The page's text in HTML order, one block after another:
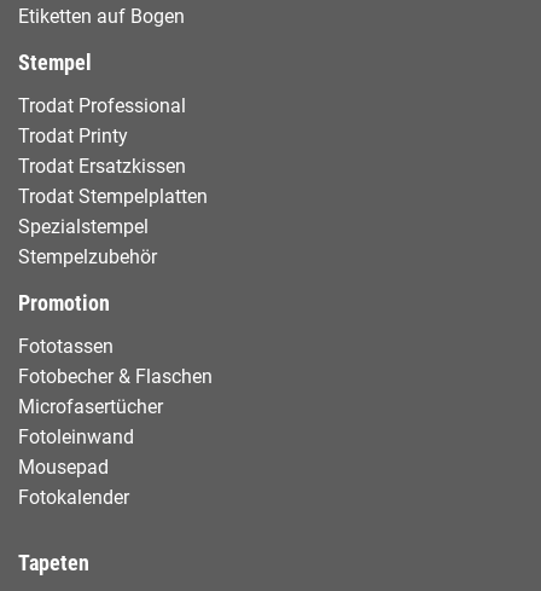
Etiketten auf Bogen
Stempel
Trodat Professional
Trodat Printy
Trodat Ersatzkissen
Trodat Stempelplatten
Spezialstempel
Stempelzubehör
Promotion
Fototassen
Fotobecher & Flaschen
Microfasertücher
Fotoleinwand
Mousepad
Fotokalender
Tapeten